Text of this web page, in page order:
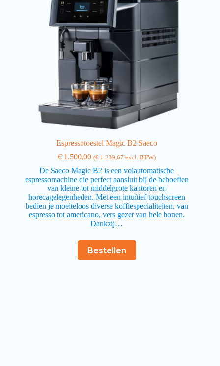
Espressotoestel Magic B2 Saeco
€1.500,00 (€1.239,67 excl. BTW)
De Saeco Magic B2 is een volautomatische
espressomachine die perfect aansluit bij de behoeften
van kleine tot middelgrote kantoren en
horecagelegenheden. Met een intuïtief touchscreen
bedien je moeiteloos diverse koffiespecialiteiten, van
espresso tot americano, vers gezet van hele bonen.
Dankzij…
Bestellen